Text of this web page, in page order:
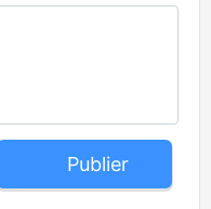
Publier